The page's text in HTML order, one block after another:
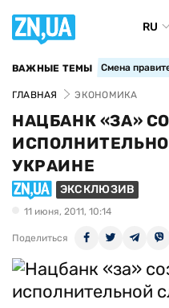
RU
ВАЖНЫЕ ТЕМЫ Смена
ГЛАВНАЯ ЭКОНОМИКА
НАЦБАНК «ЗА»
УКРАИНЕ
ЭКСКЛЮЗИВ
11 июня, 2011, 10:14
Поделиться